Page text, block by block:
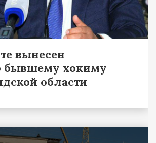
вынесен
бывшему хокиму
области